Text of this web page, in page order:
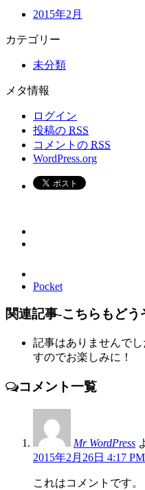
2015年2月
カテゴリー
未分類
メタ情報
ログイン
投稿の RSS
コメントの RSS
WordPress.org
Pocket
関連記事-こちらもどう
記事はありませんで
すのでお楽しみに！
コメント一覧
Mr WordPress
2015年2月26日 4:17 PM
これはコメントです。